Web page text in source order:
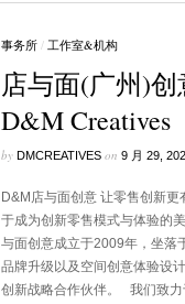
事务所/ 工作室&机构
店与面(广州)
D&M Creatives
by DMCREATIVESon 9 月 29,
D&M店与面创意 让零售创新
于成为创新零售模式与体验的
与面创意成立于2009年，坐落
品牌升级以及空间创意体验设
创新战略合作伙伴。 我们致